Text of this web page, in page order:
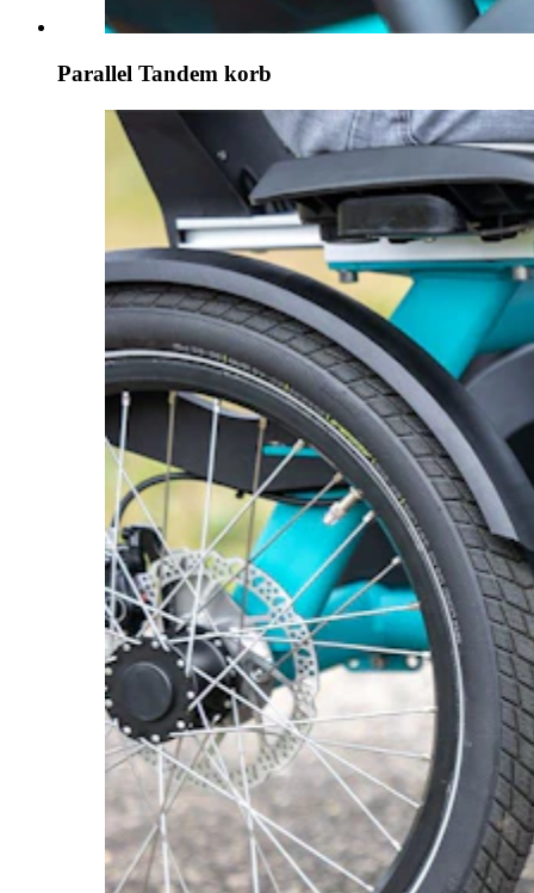
Parallel Tandem korb